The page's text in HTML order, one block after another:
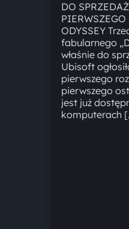
DO
PIERWSZEGO
ODYSSEY
fabularnego
właśnie do
Ubisoft
pierwszego
pierwszego
jest już
komputerach